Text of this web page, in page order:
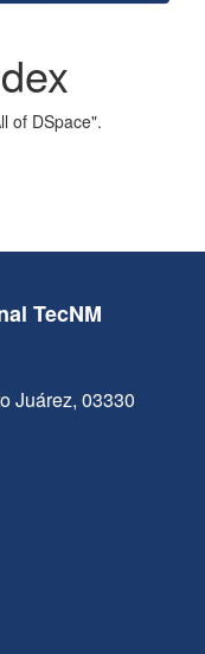
of DSpace".
TecNM
Juárez, 03330